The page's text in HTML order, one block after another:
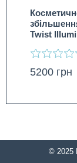
Twist
5200 грн
© 2025